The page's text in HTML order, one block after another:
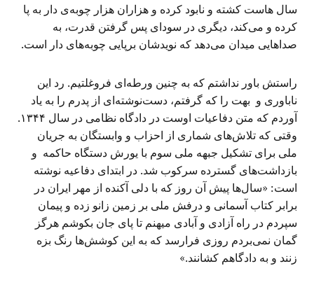
سال هاست کشته و نابود کرده و هزاران هزار چوبه‌ی دار به پا
کرده و می‌کند، دیگری در سودای پس گرفتن قدرت، به
صداهایی میدان می‌دهد که نویدشان برپایی چوبه‌های دار است.
راستش باور نداشتم که به چنین ورطه‌ای فروغلتیم. رد این
ناباوری و بهت را که گرفتم، دست‌نوشته‌ای از پدرم را به یاد
آوردم که متن دفاعیات اوست در دادگاه نظامی در سال ۱۳۴۴.
وقتی که تلاش‌های شماری از احزاب و وابستگان به جریان
ملی برای تشکیل جبهه ملی سوم با یورش دستگاه حاکمه و
بازداشت‌های گسترده‌ سرکوب شد. در ابتدای دفاعیه نوشته
است: «سال‌ها پیش آن روز که با دلی آکنده از مهر ایران در
برابر کتاب آسمانی و درفش ملی بر زمین زانو زده و پیمان
سپردم در راه آزادی و آبادی میهنم تا پای جان بکوشم هرگز
گمان نمی‌بردم روزی فرارسد که به این کوشش‌ها رنگ بزه
زنند و به دادگاهم کشانند.»